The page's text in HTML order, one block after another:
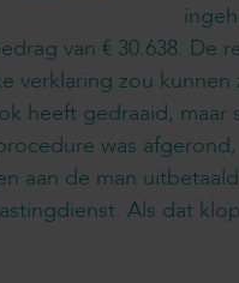
van € 30.638. De
verklaring zou
heeft gedraaid,
was
aan de man
Als dat